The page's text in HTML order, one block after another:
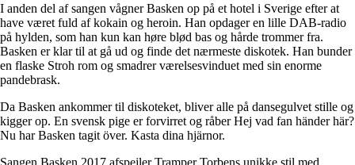
I anden del af sangen vågner Basken op på et hotel i Sverige efter at
have været fuld af kokain og heroin. Han opdager en lille DAB-radio
på hylden, som han kun kan høre blød bas og hårde trommer fra.
Basken er klar til at gå ud og finde det nærmeste diskotek. Han bunder
en flaske Stroh rom og smadrer værelsesvinduet med sin enorme
pandebrask.
Da Basken ankommer til diskoteket, bliver alle på dansegulvet stille og
kigger op. En svensk pige er forvirret og råber Hej vad fan händer här?
Nu har Basken tagit över. Kasta dina hjärnor.
Sangen Basken 2017 afspejler Tramper Torbens unikke stil med